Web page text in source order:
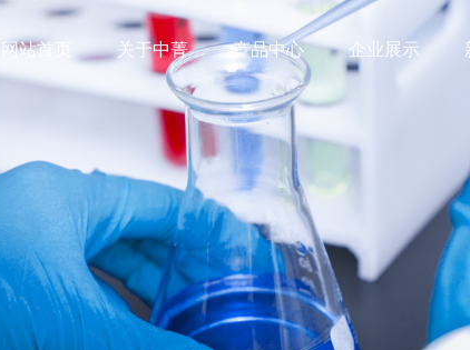
网站首页 关于中菁 产品中心 企业展示
公司简介
资质荣誉
企业新闻
行业资讯
无水偏硅酸钠
葡萄糖酸钠
萘磺酸钠（萘
Ac发泡剂
二羟甲基丙酸
L-乙酰氧基丙酰氯
过硼酸钠
乙酰氧基乙酰氯
过碳酸钠